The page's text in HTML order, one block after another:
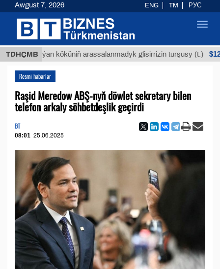
TDHÇMB
Buýan köküniň arassalanmadyk glisirrizin turşusy (t.) $12935,18
Resmi habarlar
Raşid Meredow ABŞ-nyň döwlet sekretary bilen
telefon arkaly söhbetdeşlik geçirdi
BT
08:01 25.06.2025
Awgust 7, 2026 ENG TM РУС